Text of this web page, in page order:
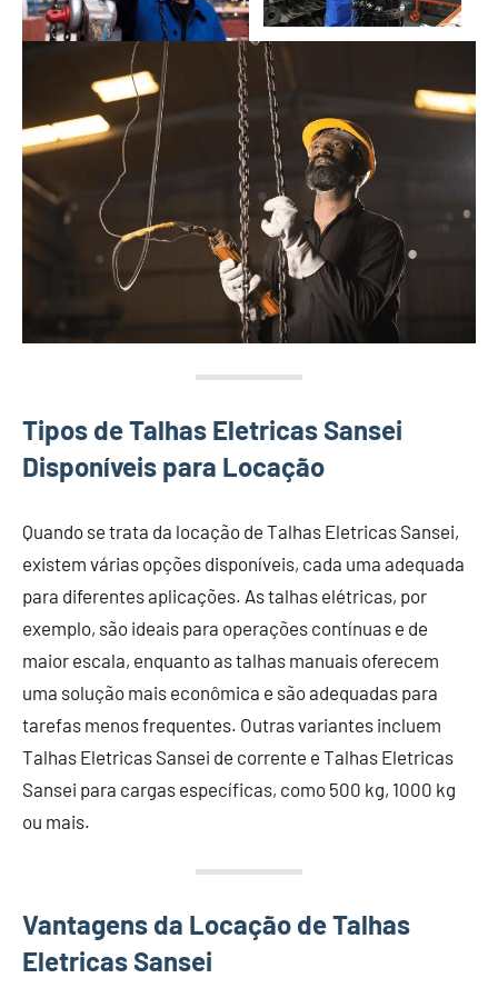
Tipos de Talhas Eletricas Sansei
Disponíveis para Locação
Quando se trata da locação de Talhas Eletricas Sansei,
existem várias opções disponíveis, cada uma adequada
para diferentes aplicações. As talhas elétricas, por
exemplo, são ideais para operações contínuas e de
maior escala, enquanto as talhas manuais oferecem
uma solução mais econômica e são adequadas para
tarefas menos frequentes. Outras variantes incluem
Talhas Eletricas Sansei de corrente e Talhas Eletricas
Sansei para cargas específicas, como 500 kg, 1000 kg
ou mais.
Vantagens da Locação de Talhas
Eletricas Sansei